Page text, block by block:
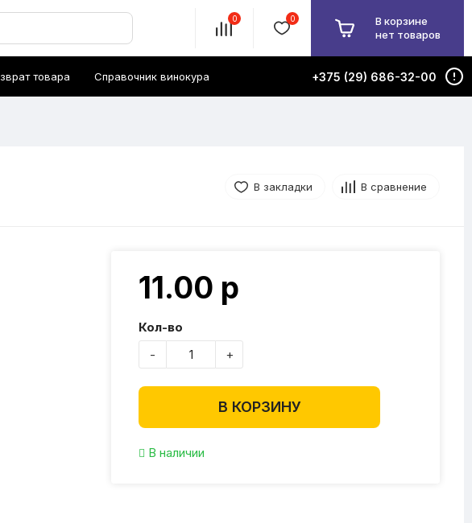
0 0
В корзине
нет товаров
товара Справочник винокура +375 (29) 686-32-00
В закладки В сравнение
11.00 р
Кол-во
-
+
В КОРЗИНУ
В наличии